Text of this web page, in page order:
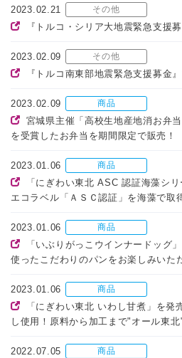
2023.02.21 その他
『トルコ・シリア大地震緊急支援
2023.02.09 その他
『トルコ南東部地震緊急支援募金
2023.02.09 商品
宮城県主催「高校生地産地消お弁
を受賞したお弁当を期間限定で販売！
2023.01.06 商品
「にぎわい東北 ASC 認証海藻シ
エコラベル「ＡＳＣ認証」を海藻で取
2023.01.06 商品
「いぶりがっこウインナードッグ
使ったこだわりのパンをお楽しみいた
2023.01.06 商品
「にぎわい東北 いわし甘煮」を発
し使用！原料から加工まで"オール東北
2022.07.05 商品